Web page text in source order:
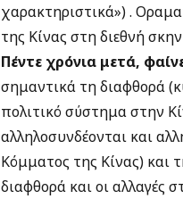
χαρακτηριστικά») .
της Κίνας στη διεθνή
Πέντε χρόνια μετά,
σημαντικά τη διαφθορά
πολιτικό σύστημα στην
αλληλοσυνδέονται και
Κόμματος της Κίνας) και
διαφθορά και οι αλλαγές